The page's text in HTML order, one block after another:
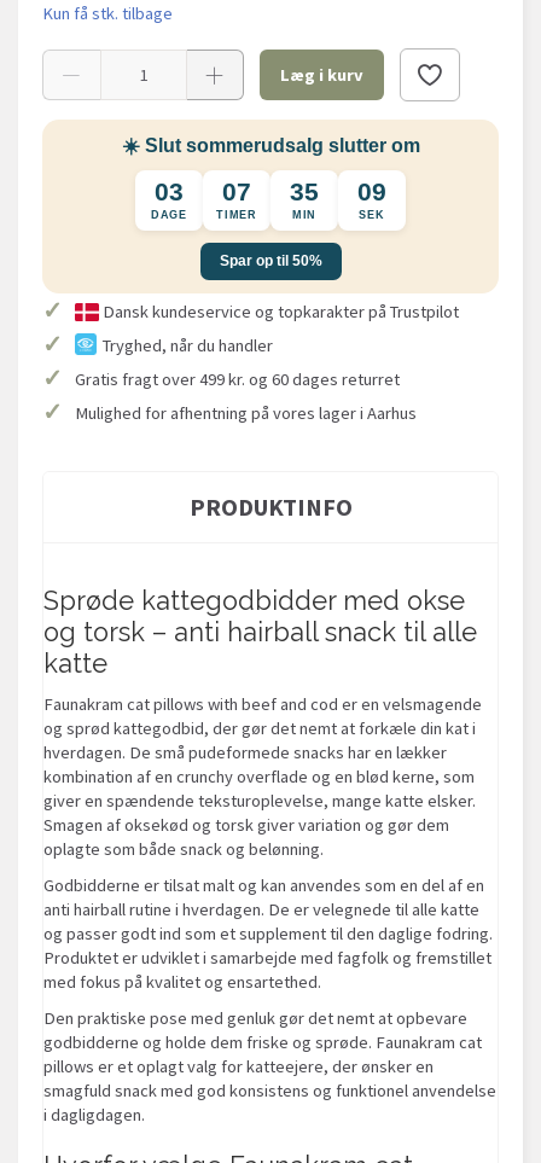
Kun få stk. tilbage
Læg i kurv
☀️ Slut sommerudsalg slutter om
03
DAGE
07
TIMER
35
MIN
08
SEK
Spar op til 50%
✓ Dansk kundeservice og topkarakter på Trustpilot
✓ Tryghed, når du handler
✓ Gratis fragt over 499 kr. og 60 dages returret
✓ Mulighed for afhentning på vores lager i Aarhus
PRODUKTINFO
Sprøde kattegodbidder med okse
og torsk – anti hairball snack til alle
katte
Faunakram cat pillows with beef and cod er en velsmagende
og sprød kattegodbid, der gør det nemt at forkæle din kat i
hverdagen. De små pudeformede snacks har en lækker
kombination af en crunchy overflade og en blød kerne, som
giver en spændende teksturoplevelse, mange katte elsker.
Smagen af oksekød og torsk giver variation og gør dem
oplagte som både snack og belønning.
Godbidderne er tilsat malt og kan anvendes som en del af en
anti hairball rutine i hverdagen. De er velegnede til alle katte
og passer godt ind som et supplement til den daglige fodring.
Produktet er udviklet i samarbejde med fagfolk og fremstillet
med fokus på kvalitet og ensartethed.
Den praktiske pose med genluk gør det nemt at opbevare
godbidderne og holde dem friske og sprøde. Faunakram cat
pillows er et oplagt valg for katteejere, der ønsker en
smagfuld snack med god konsistens og funktionel anvendelse
i dagligdagen.